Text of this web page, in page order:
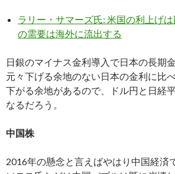
ラリー・サマーズ氏: 米国の利上げ
の需要は海外に流出する
日銀のマイナス金利導入で日本の長期
元々下げる余地のない日本の金利に比
下がる余地があるので、ドル円と日経
なるだろう。
中国株
2016年の懸念と言えばやはり中国経済